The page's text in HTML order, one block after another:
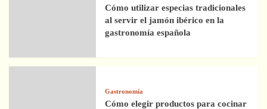
Cómo utilizar especias tradicionales
al servir el jamón ibérico en la
gastronomía española
Gastronomía
Cómo elegir productos para cocinar